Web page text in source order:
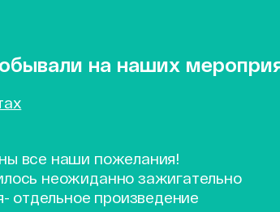
на наших
все наши пожелания!
неожиданно зажигательно
отдельное произведение